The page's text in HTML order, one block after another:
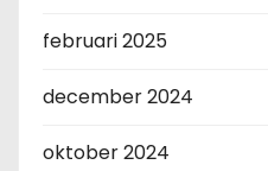
februari 2025
december 2024
oktober 2024